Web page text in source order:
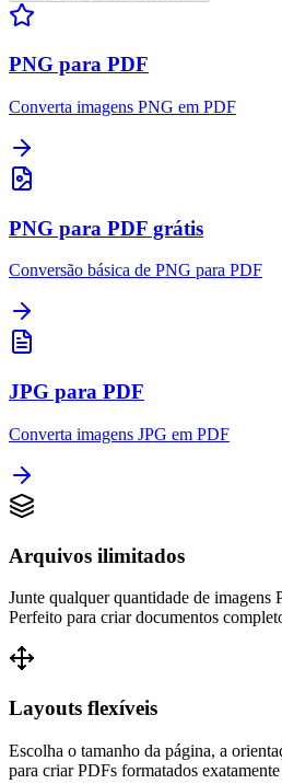
PNG para PDF
Converta imagens PNG em PDF
PNG para PDF grátis
Conversão básica de PNG para PDF
JPG para PDF
Converta imagens JPG em PDF
Arquivos ilimitados
Junte qualquer quantidade de
Perfeito para criar documentos
Layouts flexíveis
Escolha o tamanho da página, a
para criar PDFs formatados